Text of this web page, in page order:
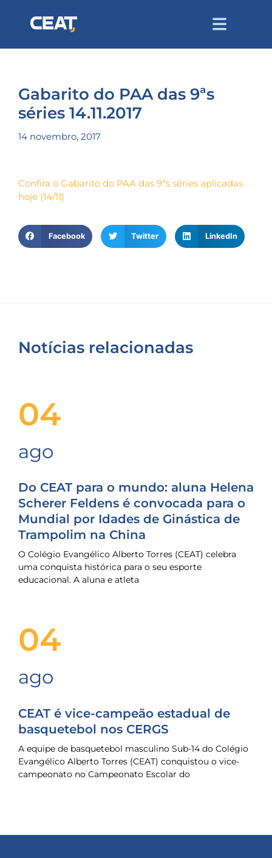
Gabarito do PAA das 9ªs
séries 14.11.2017
14 novembro, 2017
Confira o Gabarito do PAA das 9ªs séries aplicadas
hoje (14/11)
Facebook Twitter LinkedIn
Notícias relacionadas
04
ago
Do CEAT para o mundo: aluna Helena
Scherer Feldens é convocada para o
Mundial por Idades de Ginástica de
Trampolim na China
O Colégio Evangélico Alberto Torres (CEAT) celebra
uma conquista histórica para o seu esporte
educacional. A aluna e atleta
04
ago
CEAT é vice-campeão estadual de
basquetebol nos CERGS
A equipe de basquetebol masculino Sub-14 do Colégio
Evangélico Alberto Torres (CEAT) conquistou o vice-
campeonato no Campeonato Escolar do